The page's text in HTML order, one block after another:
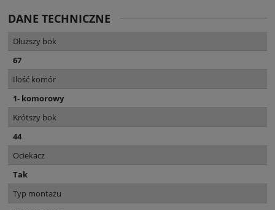
DANE TECHNICZNE
Dłuższy bok
67
Ilość komór
1- komorowy
Krótszy bok
44
Ociekacz
Tak
Typ montażu